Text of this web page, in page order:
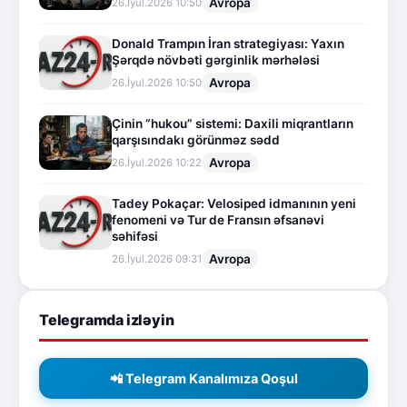
Donald Trampın İran strategiyası: Yaxın
Şərqdə növbəti gərginlik mərhələsi
26.İyul.2026 10:50 Avropa
Çinin “hukou” sistemi: Daxili miqrantların
qarşısındakı görünməz sədd
26.İyul.2026 10:22 Avropa
Tadey Pokaçar: Velosiped idmanının yeni
fenomeni və Tur de Fransın əfsanəvi
səhifəsi
26.İyul.2026 09:31 Avropa
Telegramda izləyin
📲 Telegram Kanalımıza Qoşul